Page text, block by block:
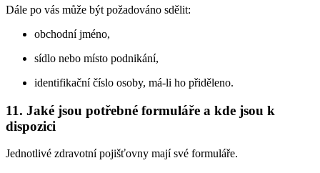
Dále po vás může být požadováno sdělit:
obchodní jméno,
sídlo nebo místo podnikání,
identifikační číslo osoby, má-li ho přiděleno.
11. Jaké jsou potřebné formuláře a kde jsou k
dispozici
Jednotlivé zdravotní pojišťovny mají své formuláře.